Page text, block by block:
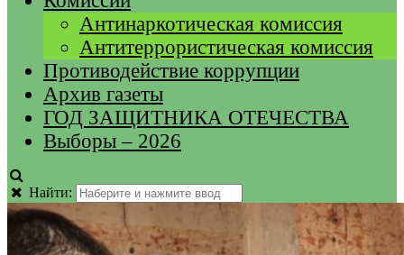
Антинаркотическая комиссия
Антитеррористическая комиссия
Противодействие коррупции
Архив газеты
ГОД ЗАЩИТНИКА ОТЕЧЕСТВА
Выборы – 2026
Найти: